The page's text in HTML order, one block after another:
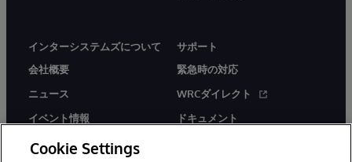
インターシステムズについて
会社概要
ニュース
イベント情報
採用情報
サポート
緊急時の対応
WRCダイレクト
ドキュメント
Cookie Settings